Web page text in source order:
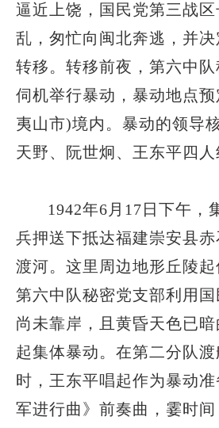
逼近上饶，国民党第三战
乱，匆忙向闽北奔逃，并
转移。转移前夜，第六中
伺机举行暴动，暴动地点
夷山市)境内。暴动的领导
天野、阮世炯、王东平四人
1942年6月17日下午，
兵押送下抵达福建崇安县
渡河。这里周边地形丘陵起
第六中队秘密党支部利用
尚未靠岸，且黄昏天色已
起集体暴动。在第二分队
时，王东平唱起作为暴动
军进行曲》前奏曲，霎时